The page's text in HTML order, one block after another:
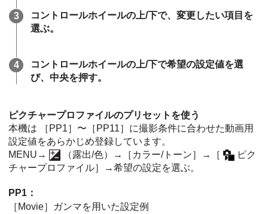
コントロールホイールの上/下で、変更したい項目を
選ぶ。
コントロールホイールの上/下で希望の設定値を選
び、中央を押す。
ピクチャープロファイルのプリセットを使う
本機は
［PP1］ 〜 ［PP11］ に撮影条件に合わせた動画用
設定値をあらかじめ登録しています。
MENU→
（露出/色）→ ［カラー/トーン］ → ［
ピク
チャープロファイル］
→希望の設定を選ぶ。
PP1 ：
［Movie］
ガンマを用いた設定例